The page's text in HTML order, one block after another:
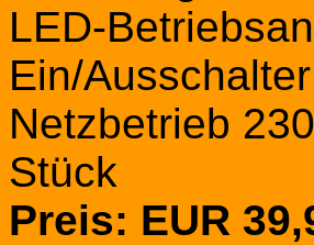
LED-
Ein/Ausschalter
Netzbetrieb
Stück
Preis: EUR